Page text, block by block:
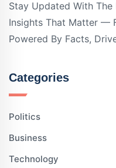
Stay Updated With
Insights That Matter —
Powered By Facts,
Categories
Politics
Business
Technology